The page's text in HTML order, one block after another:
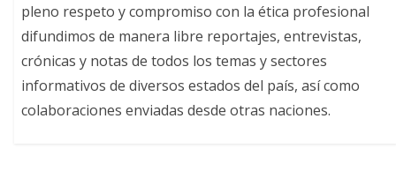
pleno respeto y compromiso con la ética profesional
difundimos de manera libre reportajes, entrevistas,
crónicas y notas de todos los temas y sectores
informativos de diversos estados del país, así como
colaboraciones enviadas desde otras naciones.